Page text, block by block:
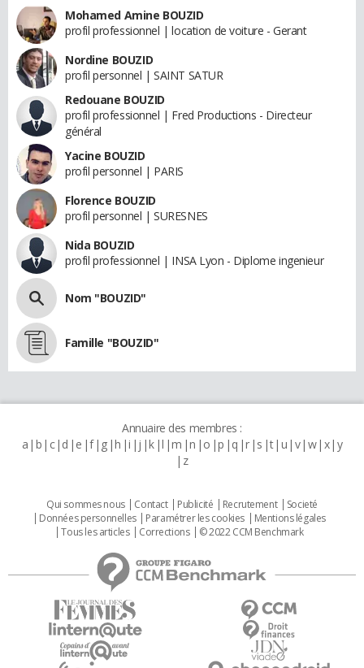
Mohamed Amine BOUZID
profil professionnel | location de voiture - Gerant
Nordine BOUZID
profil personnel | SAINT SATUR
Redouane BOUZID
profil professionnel | Fred Productions - Directeur
général
Yacine BOUZID
profil personnel | PARIS
Florence BOUZID
profil personnel | SURESNES
Nida BOUZID
profil professionnel | INSA Lyon - Diplome ingenieur
Nom "BOUZID"
Famille "BOUZID"
Annuaire des membres :
a b c d e f g h i j k l m n o p q r s t u v w x y
z
Qui sommes nous Contact Publicité Recrutement
Societé
Données personnelles
Paramétrer les cookies
Mentions légales
Tous les articles
Corrections © 2022 CCM Benchmark